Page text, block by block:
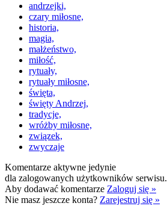
andrzejki,
czary miłosne,
historia,
magia,
małżeństwo,
miłość,
rytuały,
rytuały miłosne,
święta,
święty Andrzej,
tradycje,
wróżby miłosne,
związek,
zwyczaje
Komentarze aktywne jedynie
dla zalogowanych użytkowników serwisu.
Aby dodawać komentarze Zaloguj się »
Nie masz jeszcze konta? Zarejestruj się »